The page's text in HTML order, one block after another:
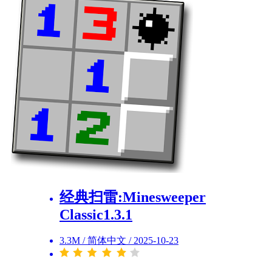
经典扫雷:Minesweeper
Classic1.3.1
3.3M / 简体中文 / 2025-10-23